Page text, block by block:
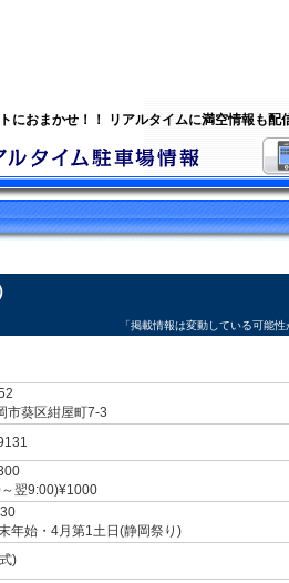
におまかせ！！ リアルタイムに満空情報も配
「掲載情報は変動している可能
市葵区紺屋町7-3
翌9:00)¥1000
年始・4月第1土日(静岡祭り)
)